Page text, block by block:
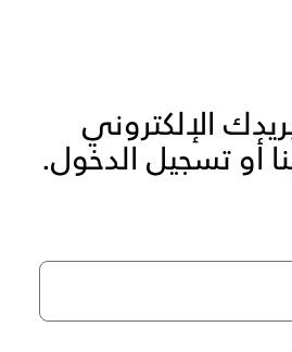
الإلكتروني
أو تسجيل الدخول.